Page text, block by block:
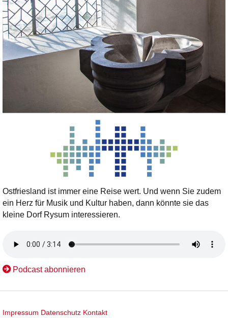
Ostfriesland ist immer eine Reise wert. Und wenn Sie zudem
ein Herz für Musik und Kultur haben, dann könnte sie das
kleine Dorf Rysum interessieren.
Podcast abonnieren
Impressum Datenschutz Kontakt